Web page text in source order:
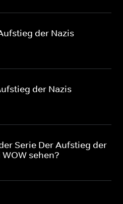
der Nazis
der Nazis
Serie Der Aufstieg der
sehen?